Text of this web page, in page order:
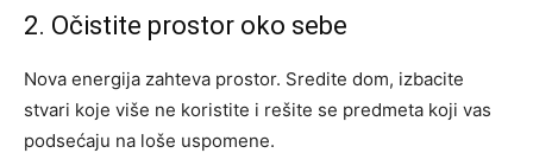
2. Očistite prostor oko sebe
Nova energija zahteva prostor. Sredite dom, izbacite
stvari koje više ne koristite i rešite se predmeta koji vas
podsećaju na loše uspomene.